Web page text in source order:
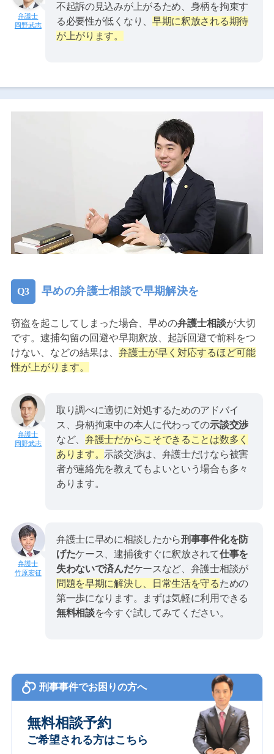
岡野武志
不起訴の見込みが上がるため、身柄を拘束す
る必要性が低くなり、 早期に釈放される期待
が上がります。
早めの弁護士相談で早期解決を
窃盗を起こしてしまった場合、早めの弁護士相談が大切
です。逮捕勾留の回避や早期釈放、起訴回避で前科をつ
けない、などの結果は、 弁護士が早く対応するほど可能
性が上がります。
岡野武志
取り調べに適切に対処するためのアドバイ
ス、身柄拘束中の本人に代わっての示談交渉
など、弁護士だからこそできることは数多く
あります。 示談交渉は、弁護士だけなら被害
者が連絡先を教えてもよいという場合も多々
あります。
竹原宏征
弁護士に早めに相談したから刑事事件化を防
げたケース、逮捕後すぐに釈放されて仕事を
失わないで済んだケースなど、弁護士相談が
問題を早期に解決し、日常生活を守るための
第一歩になります。まずは気軽に利用できる
無料相談を今すぐ試してみてください。
刑事事件でお困りの方へ
無料相談予約
ご希望される方はこちら